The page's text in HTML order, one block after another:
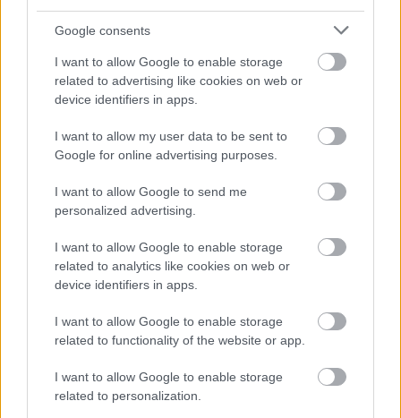
Google consents
I want to allow Google to enable storage
related to advertising like cookies on web or
device identifiers in apps.
I want to allow my user data to be sent to
Google for online advertising purposes.
I want to allow Google to send me
personalized advertising.
I want to allow Google to enable storage
related to analytics like cookies on web or
device identifiers in apps.
I want to allow Google to enable storage
related to functionality of the website or app.
I want to allow Google to enable storage
related to personalization.
Jochen Rindt sisakja Kopott sisakok hegyekben.
Nem érdekes? És ha azt mondom, hogy Jochen Rindt,
Graham Hill, Ayrton Senna, Emerson Fittipaldi
bukója, az már jobb? Sajátos kiállítással készült a
Lotus az utóbbi évtizedek saját szempontjukból
legnagyobb eseményére, de a…
Senna, Raikkönen és a repülő finnek
•2010. január 29.
Bár a hazai Jesús Puras fanclub egyedüli tagjaként
inkább az aszfaltot kéne szeretnem, de nem titkolt
érdeklődéssel figyelem az ex-F1-es pilóta, Kimi
Raikkönen szárnypróbálgatását a raliban
(eretnekség azt mondani, hogy jobban várom a mai
Lappföld-ralit, mint az F1…